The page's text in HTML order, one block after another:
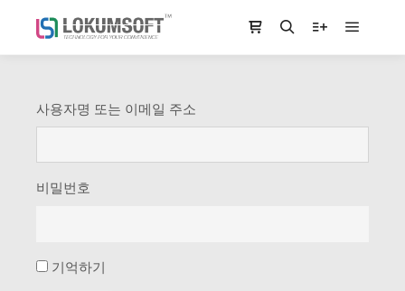
사용자명 또는 이메일 주소
비밀번호
기억하기